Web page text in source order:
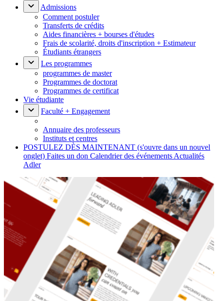
Admissions
Comment postuler
Transferts de crédits
Aides financières + bourses d'études
Frais de scolarité, droits d'inscription + Estimateur
Étudiants étrangers
Les programmes
programmes de master
Programmes de doctorat
Programmes de certificat
Vie étudiante
Faculté + Engagement
Annuaire des professeurs
Instituts et centres
POSTULEZ DÈS MAINTENANT (s'ouvre dans un nouvel
onglet) Faites un don Calendrier des événements Actualités
Adler